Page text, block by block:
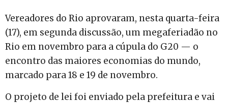
Vereadores do Rio aprovaram, nesta quarta-feira
(17), em segunda discussão, um megaferiadão no
Rio em novembro para a cúpula do G20 — o
encontro das maiores economias do mundo,
marcado para 18 e 19 de novembro.
O projeto de lei foi enviado pela prefeitura e vai